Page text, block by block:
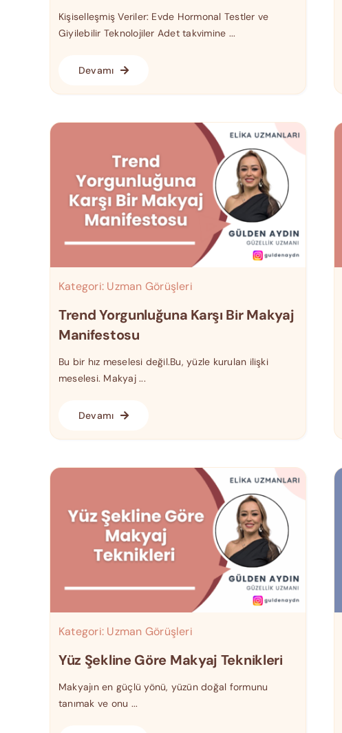
Kişiselleşmiş Veriler: Evde Hormonal Testler ve
Giyilebilir Teknolojiler Adet takvimine ...
Devamı
Kategori: Uzman Görüşleri
Trend Yorgunluğuna Karşı Bir Makyaj
Manifestosu
Bu bir hız meselesi değil.Bu, yüzle kurulan ilişki
meselesi. Makyaj ...
Devamı
Kategori: Uzman Görüşleri
Yüz Şekline Göre Makyaj Teknikleri
Makyajın en güçlü yönü, yüzün doğal formunu
tanımak ve onu ...